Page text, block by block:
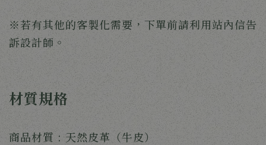
※若有其他的客製化需要，下單前請利用站內信告
訴設計師。
材質規格
商品材質 : 天然皮革（牛皮）